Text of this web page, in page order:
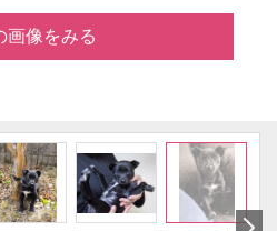
画像をみる